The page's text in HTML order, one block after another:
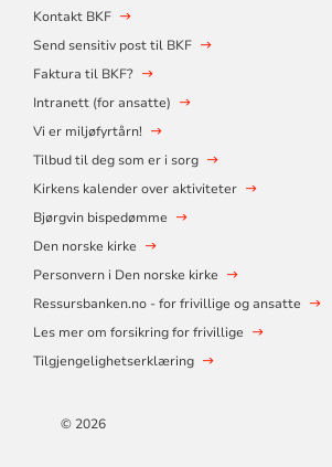
Kontakt BKF
Send sensitiv post til BKF
Faktura til BKF?
Intranett (for ansatte)
Vi er miljøfyrtårn!
Tilbud til deg som er i sorg
Kirkens kalender over aktiviteter
Bjørgvin bispedømme
Den norske kirke
Personvern i Den norske kirke
Ressursbanken.no - for frivillige og ansatte
Les mer om forsikring for frivillige
Tilgjengelighetserklæring
© 2026